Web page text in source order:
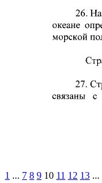
1 ... 7 8 9 10 11 12 13 ...